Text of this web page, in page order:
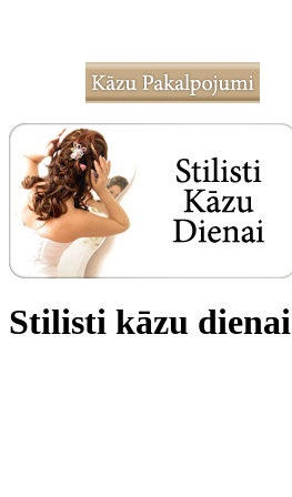
Stilisti kāzu dienai